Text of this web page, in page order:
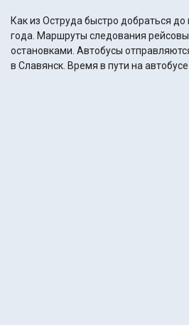
Как из Оструда быстро добраться
года. Маршруты следования
остановками. Автобусы
в Славянск. Время в пути на